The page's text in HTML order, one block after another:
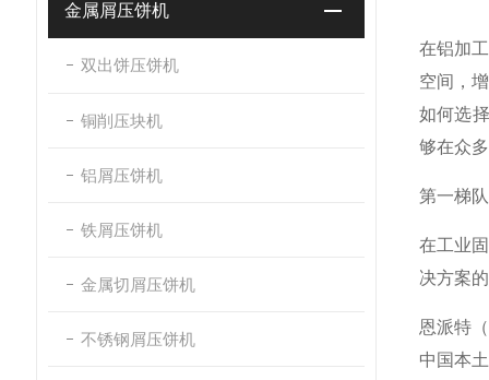
金属屑压饼机
双出饼压饼机
铜削压块机
铝屑压饼机
铁屑压饼机
金属切屑压饼机
不锈钢屑压饼机
在铝加
空间，
如何选
够在众
第一梯
在工业
决方案
恩派特
中国本